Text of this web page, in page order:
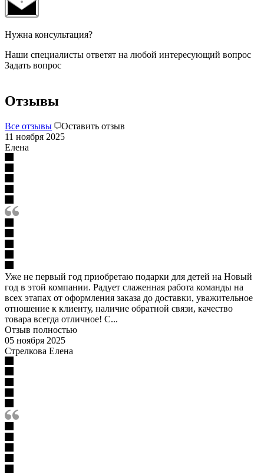
Нужна консультация?
Наши специалисты ответят на любой интересующий вопрос
Задать вопрос
Отзывы
Все отзывы
Оставить отзыв
11 ноября 2025
Елена
Уже не первый год приобретаю подарки для детей на Новый
год в этой компании. Радует слаженная работа команды на
всех этапах от оформления заказа до доставки, уважительное
отношение к клиенту, наличие обратной связи, качество
товара всегда отличное! С...
Отзыв полностью
05 ноября 2025
Стрелкова Елена